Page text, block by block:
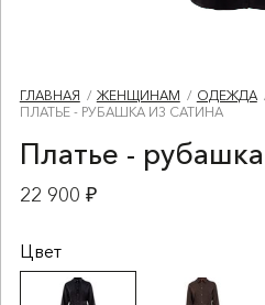
ГЛАВНАЯ ЖЕНЩИНАМ ОДЕЖДА
ПЛАТЬЕ - РУБАШКА ИЗ САТИНА
Платье -
22 900 ₽
Цвет